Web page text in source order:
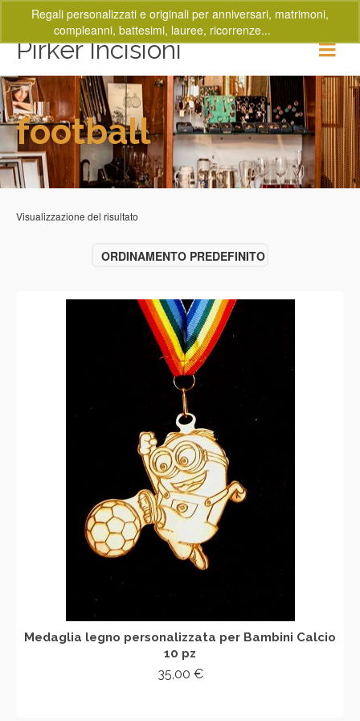
Regali personalizzati e originali per anniversari, matrimoni,
compleanni, battesimi, lauree, ricorrenze...
Pirker Incisioni
football
Visualizzazione del risultato
ORDINAMENTO PREDEFINITO
Medaglia legno personalizzata per Bambini Calcio
10 pz
35,00 €